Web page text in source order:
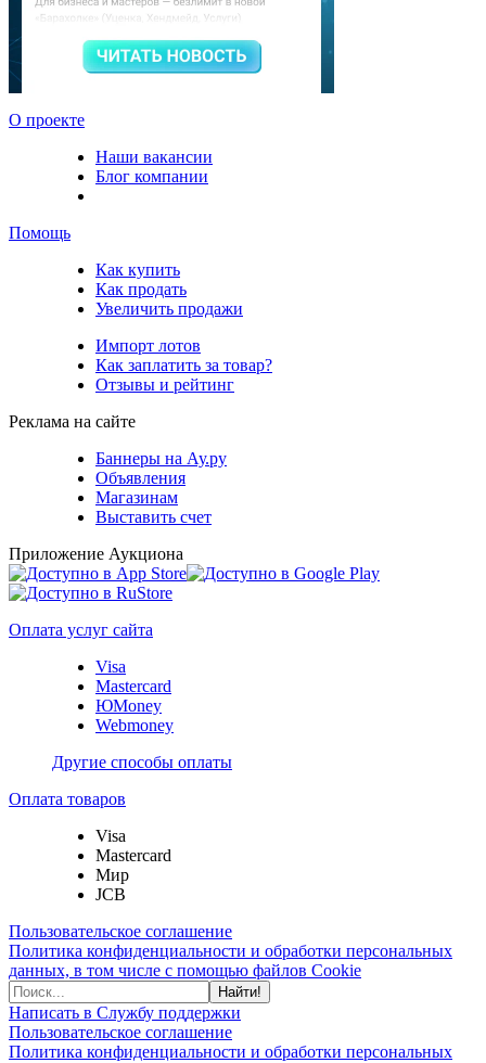
О проекте
Наши вакансии
Блог компании
Помощь
Как купить
Как продать
Увеличить продажи
Импорт лотов
Как заплатить за товар?
Отзывы и рейтинг
Реклама на сайте
Баннеры на Ау.ру
Объявления
Магазинам
Выставить счет
Приложение Аукциона
Оплата услуг сайта
Visa
Mastercard
ЮMoney
Webmoney
Другие способы оплаты
Оплата товаров
Visa
Mastercard
Мир
JCB
Пользовательское соглашение
Политика конфиденциальности и обработки персональных
данных, в том числе с помощью файлов Cookie
Найти!
Написать в Службу поддержки
Пользовательское соглашение
Политика конфиденциальности и обработки персональных